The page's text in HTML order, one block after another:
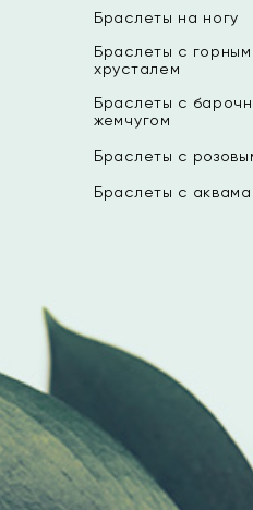
Браслеты на ногу
Браслеты с горным
хрусталем
Браслеты с
жемчугом
Браслеты с
Браслеты с